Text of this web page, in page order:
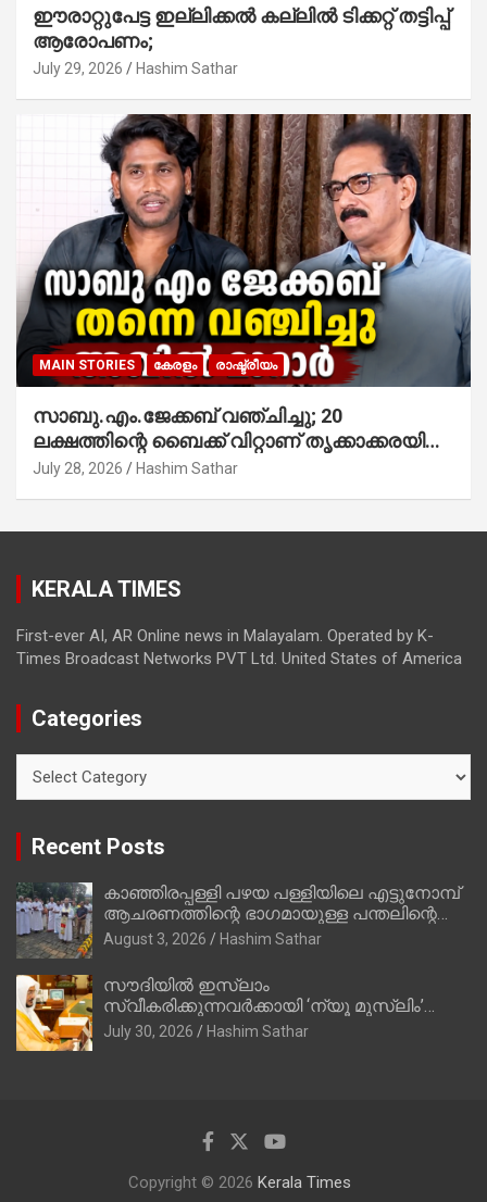
ഈരാറ്റുപേട്ട ഇല്ലിക്കൽ കല്ലിൽ ടിക്കറ്റ് തട്ടിപ്പ്
ആരോപണം;
July 29, 2026 Hashim Sathar
MAIN STORIES കേരളം രാഷ്ട്രീയം
സാബു.എം.ജേക്കബ് വഞ്ചിച്ചു; 20
ലക്ഷത്തിന്റെ ബൈക്ക് വിറ്റാണ് തൃക്കാക്കരയില്‍
മത്സരിച്ചത്! പ്രചാരണത്തിന് രണ്ടേ രണ്ടുപേര്‍
അഖില്‍ മാരാര്‍ ട്വന്റി 20 വിട്ടു
July 28, 2026 Hashim Sathar
KERALA TIMES
First-ever AI, AR Online news in Malayalam. Operated by K-
Times Broadcast Networks PVT Ltd. United States of America
Categories
Recent Posts
കാഞ്ഞിരപ്പള്ളി പഴയ പള്ളിയിലെ എട്ടുനോമ്പ്
ആചരണത്തിന്റെ ഭാഗമായുള്ള പന്തലിന്റെ
കാൽനാട്ട് കർമ്മം ആർച്ച് പ്രീസ്റ്റ് വെരി.
റവ.ഫാ. കുര്യൻ താമരശ്ശേരി നിർവഹിക്കുന്നു.
August 3, 2026 Hashim Sathar
സൗദിയില്‍ ഇസ്‌ലാം
സ്വീകരിക്കുന്നവര്‍ക്കായി ‘ന്യൂ മുസ്ലിം’
ഡിജിറ്റല്‍ കാര്‍ഡ് സേവനം ആരംഭിച്ചു
July 30, 2026 Hashim Sathar
Copyright © 2026 Kerala Times